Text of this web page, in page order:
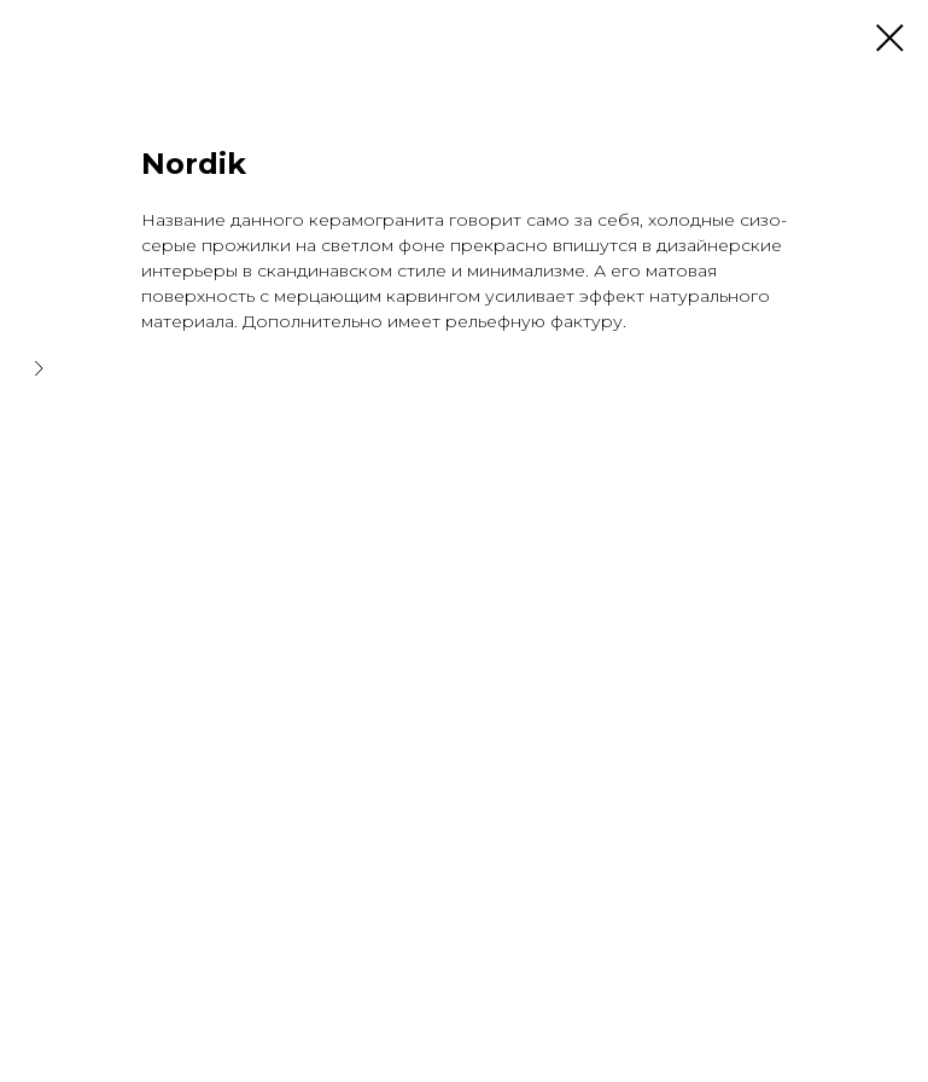
Nordik
Название данного керамогранита говорит само за себя, холодные сизо-
серые прожилки на светлом фоне прекрасно впишутся в дизайнерские
интерьеры в скандинавском стиле и минимализме. А его матовая
поверхность с мерцающим карвингом усиливает эффект натурального
материала. Дополнительно имеет рельефную фактуру.